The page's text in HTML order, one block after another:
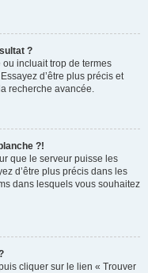
?
incluait trop de termes
d’être plus précis et
recherche avancée.
?!
que le serveur puisse les
d’être plus précis dans les
dans lesquels vous souhaitez
cliquer sur le lien « Trouver